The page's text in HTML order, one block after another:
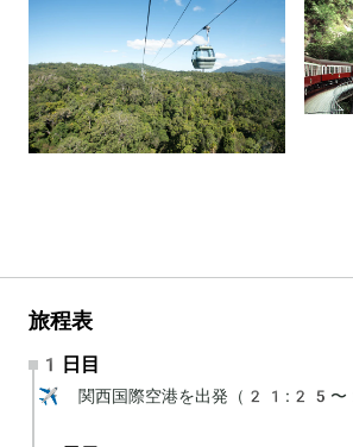
旅程表
1日目
✈️ 関西国際空港を出発（21:25